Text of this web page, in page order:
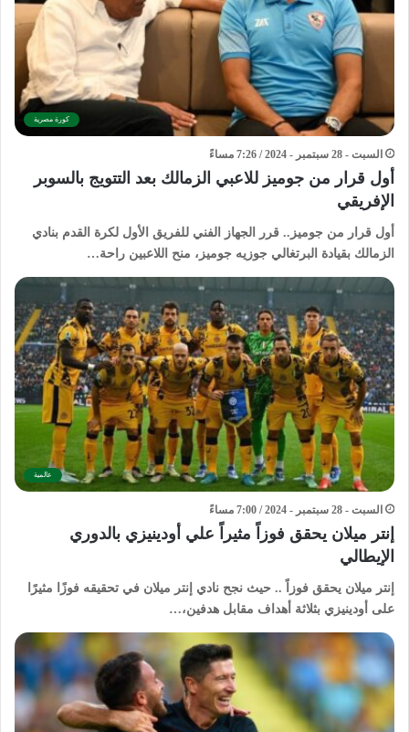
كورة مصرية
السبت - 28 سبتمبر - 2024 / 7:26 مساءً
أول قرار من جوميز للاعبي الزمالك بعد التتويج بالسوبر
الإفريقي
أول قرار من جوميز.. قرر الجهاز الفني للفريق الأول لكرة القدم بنادي
الزمالك بقيادة البرتغالي جوزيه جوميز، منح اللاعبين راحة…
عالمية
السبت - 28 سبتمبر - 2024 / 7:00 مساءً
إنتر ميلان يحقق فوزاً مثيراً علي أودينيزي بالدوري
الإيطالي
إنتر ميلان يحقق فوزاً .. حيث نجح نادي إنتر ميلان في تحقيقه فوزًا مثيرًا
على أودينيزي بثلاثة أهداف مقابل هدفين،…